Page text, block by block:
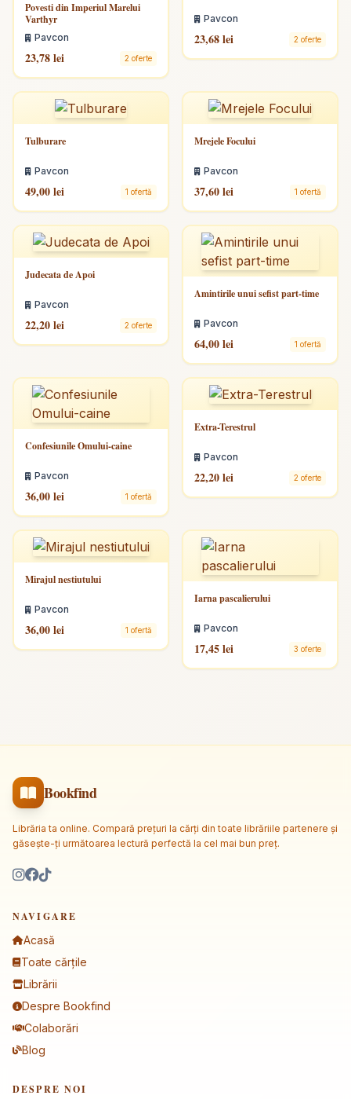
Povesti din Imperiul Marelui
Varthyr
Pavcon
23,78 lei 2 oferte
Pavcon
23,68 lei 2 oferte
Tulburare
Pavcon
49,00 lei 1 ofertă
Mrejele Focului
Pavcon
37,60 lei 1 ofertă
Judecata de Apoi
Pavcon
22,20 lei 2 oferte
Amintirile unui sefist part-time
Pavcon
64,00 lei 1 ofertă
Confesiunile Omului-caine
Pavcon
36,00 lei 1 ofertă
Extra-Terestrul
Pavcon
22,20 lei 2 oferte
Mirajul nestiutului
Pavcon
36,00 lei 1 ofertă
Iarna pascalierului
Pavcon
17,45 lei 3 oferte
Bookfind
Librăria ta online. Compară prețuri la cărți din toate librăriile partenere și
găsește-ți următoarea lectură perfectă la cel mai bun preț.
NAVIGARE
Acasă
Toate cărțile
Librării
Despre Bookfind
Colaborări
Blog
DESPRE NOI